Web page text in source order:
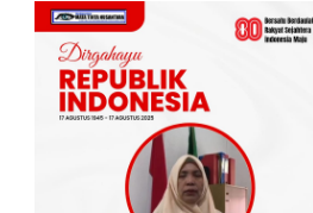
KE - 80, MOTO" BERSATU BERD